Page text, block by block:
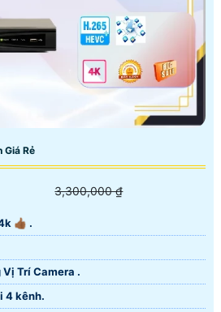
Rẻ
3,300,000 ₫
👍🏾 .
Vị Trí Camera .
4 kênh.